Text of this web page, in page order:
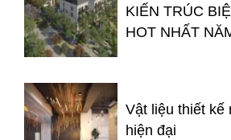
KIẾN TRÚC
HOT NHẤT
Vật liệu thiết kế
hiện đại